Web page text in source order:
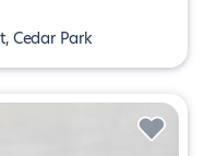
Cedar Park